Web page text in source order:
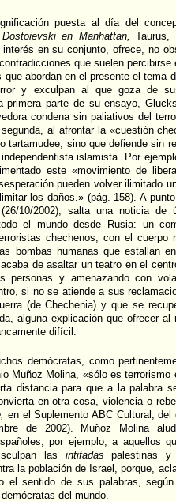
puesta al día del
Dostoievski en Manhattan,
interés en su conjunto, ofrece, no
que suelen
que abordan en el presente el tema
y exculpan al que goza de
primera parte de su ensayo,
condena sin paliativos del
al afrontar la «cuestión
tartamudee, sino que defiende sin
islamista. Por
este «movimiento de
pueden volver ilimitado
los daños.» (pág. 158). A
10/2002), salta una noticia de
el mundo desde Rusia: un
chechenos, con el cuerpo
bombas humanas que estallan
de asaltar un teatro en el
personas y amenazando con
si no se atiende a sus
(de Chechenia) y que se
alguna explicación que ofrecer
difícil.
demócratas, como
Muñoz Molina, «sólo es
distancia para que a la palabra
en otra cosa, violencia o
en el Suplemento ABC Cultural, del
de 2002). Muñoz Molina
por ejemplo, a aquellos
las intifadas palestinas
la población de Israel, porque,
el sentido de sus palabras,
del mundo.